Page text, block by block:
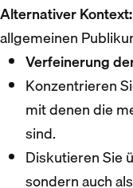
Alternativer Kontext:
allgemeinen
Verfeinerung
Konzentrieren
mit denen die
sind.
Diskutieren Sie
sondern auch